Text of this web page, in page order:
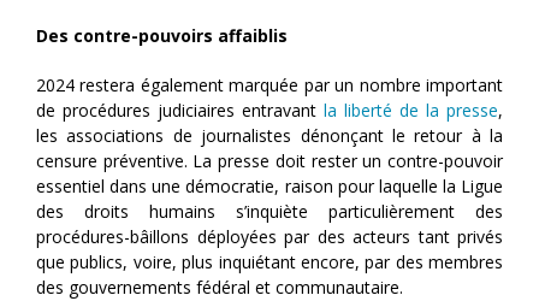
Des contre-pouvoirs affaiblis
2024 restera également marquée par un nombre important
de procédures judiciaires entravant la liberté de la presse,
les associations de journalistes dénonçant le retour à la
censure préventive. La presse doit rester un contre-pouvoir
essentiel dans une démocratie, raison pour laquelle la Ligue
des droits humains s’inquiète particulièrement des
procédures-bâillons déployées par des acteurs tant privés
que publics, voire, plus inquiétant encore, par des membres
des gouvernements fédéral et communautaire.